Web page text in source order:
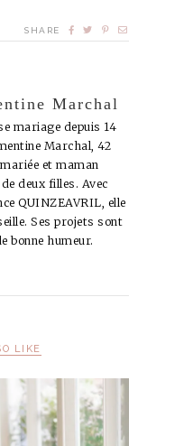
SHARE
Marchal
mariage depuis 14
Marchal, 42
et maman
deux filles. Avec
QUINZEAVRIL, elle
Ses projets sont
bonne humeur.
LIKE